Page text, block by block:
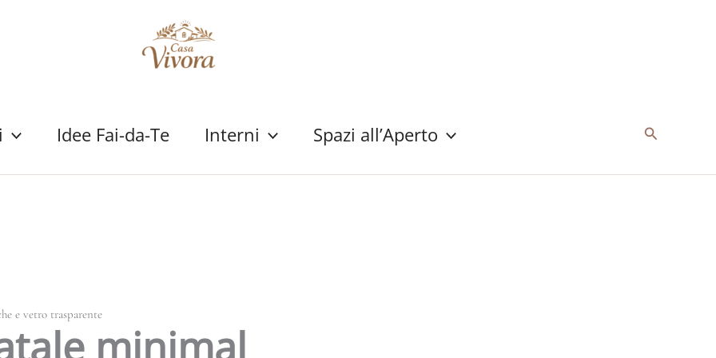
Idee Fai-da-Te Interni Spazi all’Aperto Cerca
e vetro trasparente
minimal